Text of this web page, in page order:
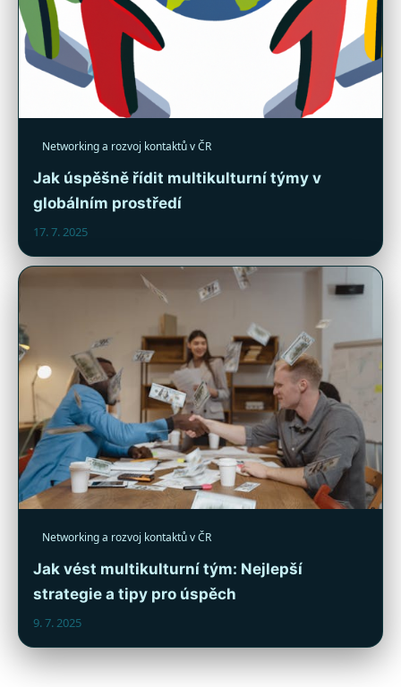
Networking a rozvoj kontaktů v ČR
Jak úspěšně řídit multikulturní týmy v
globálním prostředí
17. 7. 2025
Networking a rozvoj kontaktů v ČR
Jak vést multikulturní tým: Nejlepší
strategie a tipy pro úspěch
9. 7. 2025